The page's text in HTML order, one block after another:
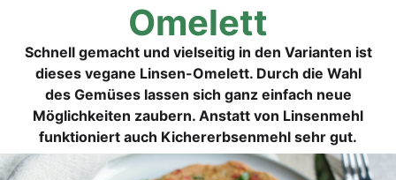
Omelett
Schnell gemacht und vielseitig in den Varianten ist
dieses vegane Linsen-Omelett. Durch die Wahl
des Gemüses lassen sich ganz einfach neue
Möglichkeiten zaubern. Anstatt von Linsenmehl
funktioniert auch Kichererbsenmehl sehr gut.